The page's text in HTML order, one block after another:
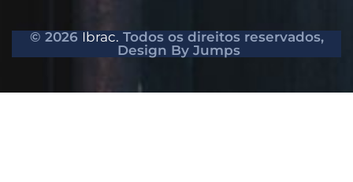
© 2026 Ibrac. Todos os direitos reservados,
Design By Jumps